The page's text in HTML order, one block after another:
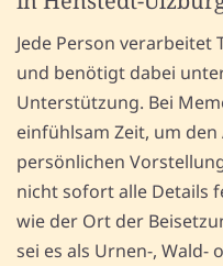
Jede Person verarbeitet
und benötigt dabei
Unterstützung. Bei
einfühlsam Zeit, um
persönlichen
nicht sofort alle Details
wie der Ort der
sei es als Urnen-, Wald-